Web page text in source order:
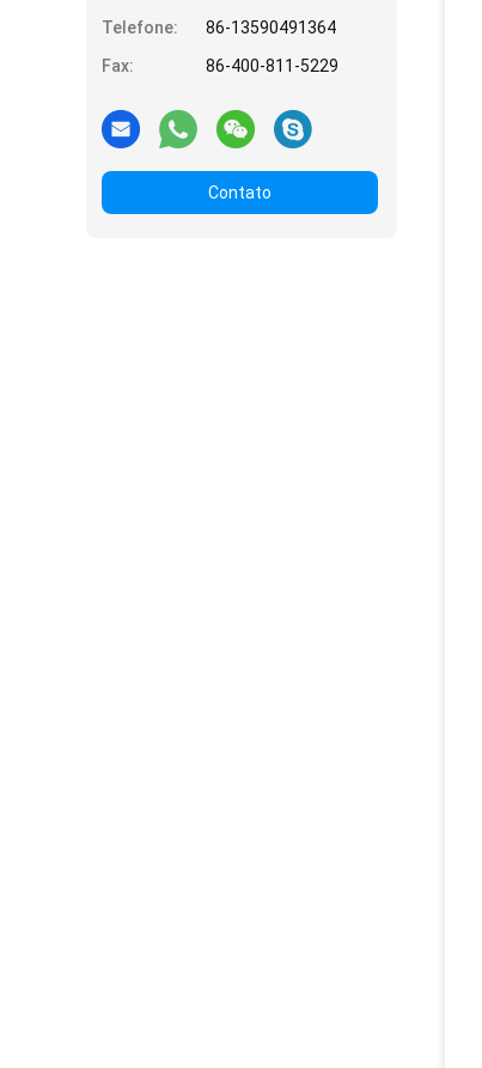
Telefone:
86-13590491364
Fax:
86-400-811-5229
Contato